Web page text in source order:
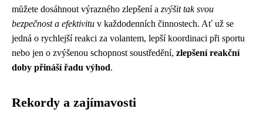
můžete dosáhnout výrazného zlepšení a zvýšit tak svou
bezpečnost a efektivitu v každodenních činnostech. Ať už se
jedná o rychlejší reakci za volantem, lepší koordinaci při sportu
nebo jen o zvýšenou schopnost soustředění, zlepšení reakční
doby přináší řadu výhod.
Rekordy a zajímavosti